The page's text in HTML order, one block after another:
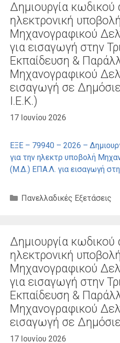
Δημιουργία κωδικού
ηλεκτρονική υποβολή
Μηχανογραφικού
για εισαγωγή στην
Εκπαίδευση &
Μηχανογραφικού
εισαγωγή σε
Ι.Ε.Κ.)
17 Ιουνίου 2026
ΕΞΕ – 79940 – 2026 –
για την ηλεκτρ υποβολή
(Μ.Δ.) ΕΠΑ.Λ. για εισαγωγή
Κατηγορίες
Πανελλαδικές Εξετάσεις
Δημιουργία κωδικού
ηλεκτρονική υποβολή
Μηχανογραφικού
για εισαγωγή στην
Εκπαίδευση &
Μηχανογραφικού
εισαγωγή σε
17 Ιουνίου 2026